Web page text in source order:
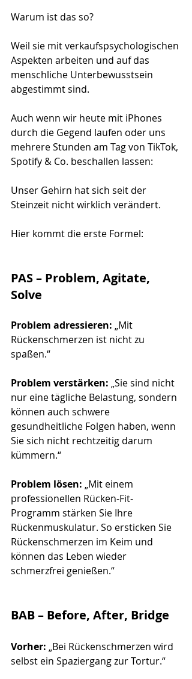
Warum ist das so?
Weil sie mit verkaufspsychologischen
Aspekten arbeiten und auf das
menschliche Unterbewusstsein
abgestimmt sind.
Auch wenn wir heute mit iPhones
durch die Gegend laufen oder uns
mehrere Stunden am Tag von TikTok,
Spotify & Co. beschallen lassen:
Unser Gehirn hat sich seit der
Steinzeit nicht wirklich verändert.
Hier kommt die erste Formel:
PAS – Problem, Agitate,
Solve
Problem adressieren: „Mit
Rückenschmerzen ist nicht zu
spaßen.“
Problem verstärken: „Sie sind nicht
nur eine tägliche Belastung, sondern
können auch schwere
gesundheitliche Folgen haben, wenn
Sie sich nicht rechtzeitig darum
kümmern.“
Problem lösen: „Mit einem
professionellen Rücken-Fit-
Programm stärken Sie Ihre
Rückenmuskulatur. So ersticken Sie
Rückenschmerzen im Keim und
können das Leben wieder
schmerzfrei genießen.“
BAB – Before, After, Bridge
Vorher: „Bei Rückenschmerzen wird
selbst ein Spaziergang zur Tortur.“